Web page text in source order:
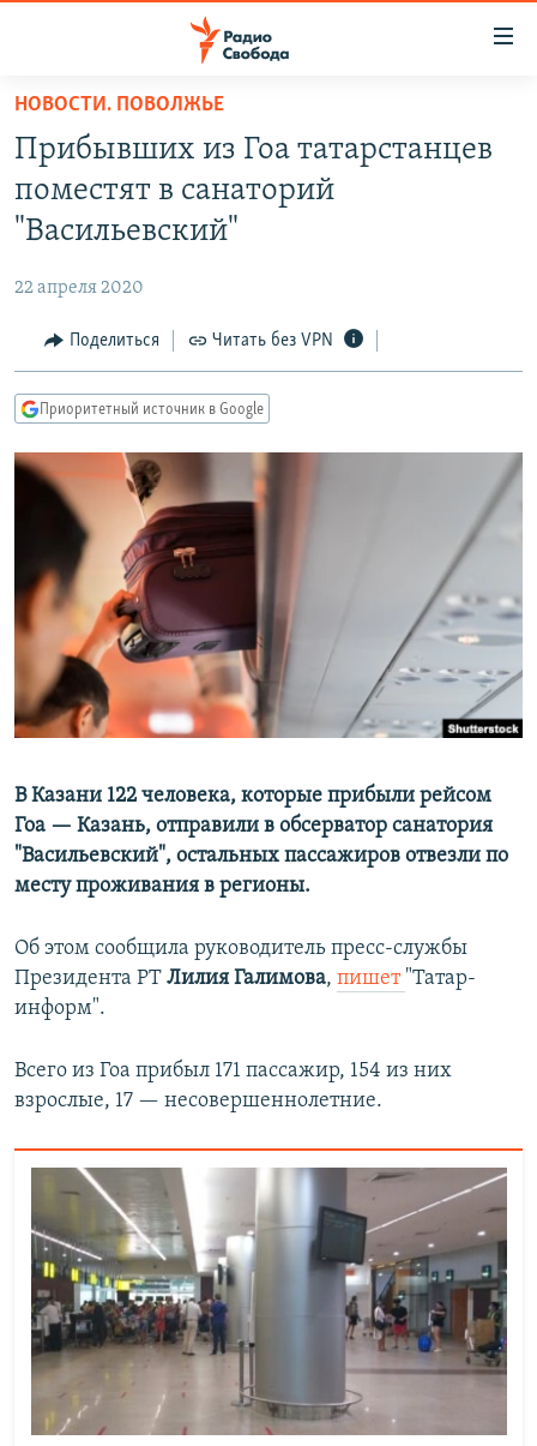
упрощенного
доступа
основному
Вернутся
Вернутся
поиску
ПРОГРАММЫ
ПОДКАСТЫ
АВТОРСКИЕ ПРОЕКТЫ
МНЕНИЯ
КУЛЬТУРА
КАВКАЗ.РЕАЛИИ
СЕВЕР.РЕАЛИИ
СИБИРЬ.РЕАЛИИ
РАСПИСАНИЕ ВЕЩАНИЯ
ПОДПИШИТЕСЬ НА РАССЫЛКУ
СОЦИАЛЬНЫЕ СЕТИ
Все сайты РСЕ/РС
НОВОСТИ. ПОВОЛЖЬЕ
Прибывших из Гоа татарстанцев
поместят в санаторий
"Васильевский"
22 апреля 2020
Поделиться Читать без VPN
Приоритетный источник в Google
В Казани 122 человека, которые прибыли рейсом
Гоа — Казань, отправили в обсерватор санатория
"Васильевский", остальных пассажиров отвезли по
месту проживания в регионы.
Об этом сообщила руководитель пресс-службы
Президента РТ Лилия Галимова, пишет "Татар-
информ".
Всего из Гоа прибыл 171 пассажир, 154 из них
взрослые, 17 — несовершеннолетние.